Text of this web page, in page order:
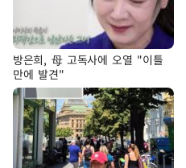
방은희, 母 고독사에 오열 "이틀
만에 발견"